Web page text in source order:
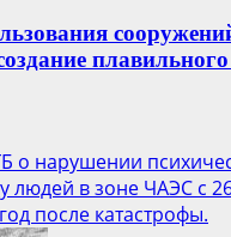
плавильного
о нарушении
людей в зоне ЧАЭС с
после катастрофы.